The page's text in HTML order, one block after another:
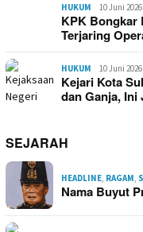
HUKUM 10 Juni 2026
KPK Bongkar
Terjaring
HUKUM 10 Juni 2026
Kejari Kota
dan Ganja,
SEJARAH
HEADLINE RAGAM
Nama Buyut